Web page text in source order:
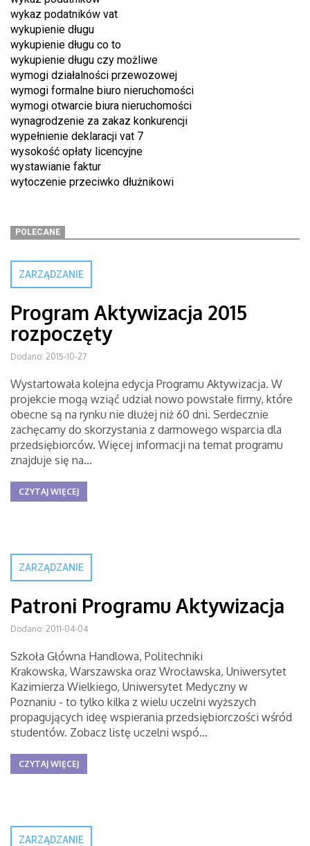
wykaz podatników vat
wykupienie długu
wykupienie długu co to
wykupienie długu czy możliwe
wymogi działalności przewozowej
wymogi formalne biuro nieruchomości
wymogi otwarcie biura nieruchomości
wynagrodzenie za zakaz konkurencji
wypełnienie deklaracji vat 7
wysokość opłaty licencyjne
wystawianie faktur
wytoczenie przeciwko dłużnikowi
POLECANE
ZARZĄDZANIE
Program Aktywizacja 2015
rozpoczęty
Dodano: 2015-10-27
Wystartowała kolejna edycja Programu Aktywizacja. W
projekcie mogą wziąć udział nowo powstałe firmy, które
obecne są na rynku nie dłużej niż 60 dni. Serdecznie
zachęcamy do skorzystania z darmowego wsparcia dla
przedsiębiorców. Więcej informacji na temat programu
znajduje się na...
CZYTAJ WIĘCEJ
ZARZĄDZANIE
Patroni Programu Aktywizacja
Dodano: 2011-04-04
Szkoła Główna Handlowa, Politechniki
Krakowska, Warszawska oraz Wrocławska, Uniwersytet
Kazimierza Wielkiego, Uniwersytet Medyczny w
Poznaniu - to tylko kilka z wielu uczelni wyższych
propagujących ideę wspierania przedsiębiorczości wśród
studentów. Zobacz listę uczelni wspó...
CZYTAJ WIĘCEJ
ZARZĄDZANIE